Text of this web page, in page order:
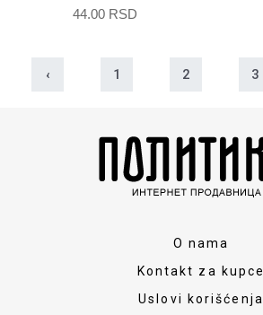
44.00 RSD
‹ 1 2 3
O nama
Kontakt za kupce
Uslovi korišćenja